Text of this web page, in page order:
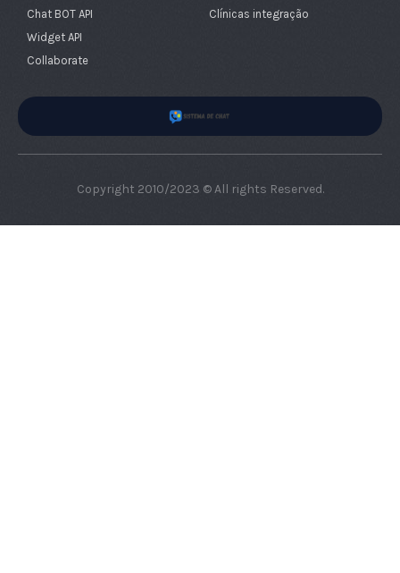
Chat BOT API
Widget API
Collaborate
Clínicas integração
Copyright 2010/2023 © All rights Reserved.